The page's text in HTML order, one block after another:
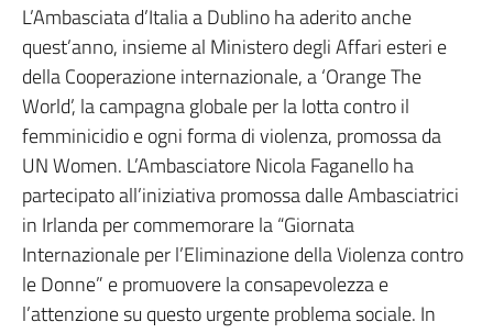
L’Ambasciata d’Italia a Dublino ha aderito anche
quest’anno, insieme al Ministero degli Affari esteri e
della Cooperazione internazionale, a ‘Orange The
World’, la campagna globale per la lotta contro il
femminicidio e ogni forma di violenza, promossa da
UN Women. L’Ambasciatore Nicola Faganello ha
partecipato all’iniziativa promossa dalle Ambasciatrici
in Irlanda per commemorare la “Giornata
Internazionale per l’Eliminazione della Violenza contro
le Donne” e promuovere la consapevolezza e
l’attenzione su questo urgente problema sociale. In